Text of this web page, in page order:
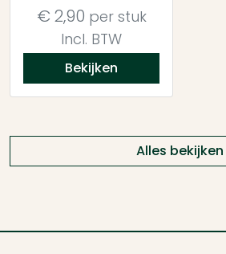
€ 2,90 per stuk
Incl. BTW
Bekijken
Alles bekijken